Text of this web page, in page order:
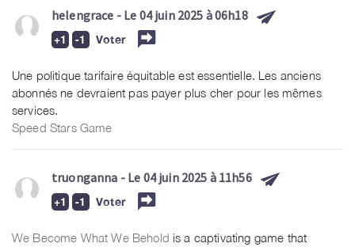
helengrace - Le 04 juin 2025 à 06h18
Voter
Une politique tarifaire équitable est essentielle. Les anciens
abonnés ne devraient pas payer plus cher pour les mêmes
services.
Speed Stars Game
truonganna - Le 04 juin 2025 à 11h56
Voter
We Become What We Behold is a captivating game that